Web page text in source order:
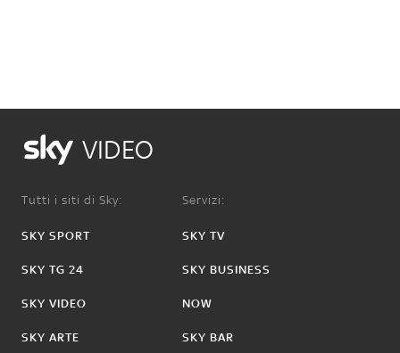
VIDEO
Tutti i siti di Sky:
SKY SPORT
SKY TG 24
SKY VIDEO
SKY ARTE
Servizi:
SKY TV
SKY BUSINESS
NOW
SKY BAR